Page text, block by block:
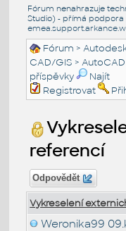
Fórum nenahrazuje
Studio) - přímá podpora
Fórum >
CAD/GIS >AutoCAD
příspěvky
Najít
Registrovat
referencí
Odpovědět
Vykreselení
Weronika99